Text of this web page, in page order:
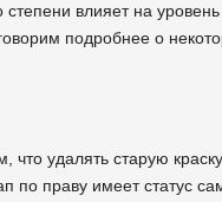
влияет на уровень
подробнее о
удалять старую
праву имеет статус